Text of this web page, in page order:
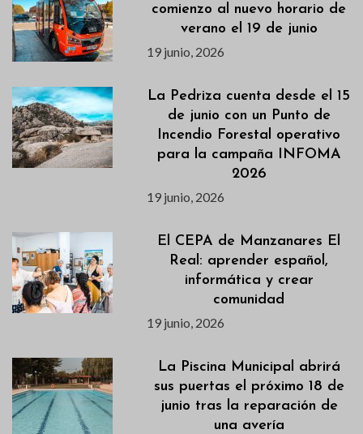
comienzo al nuevo horario de
verano el 19 de junio
19 junio, 2026
La Pedriza cuenta desde el 15
de junio con un Punto de
Incendio Forestal operativo
para la campaña INFOMA
2026
19 junio, 2026
El CEPA de Manzanares El
Real: aprender español,
informática y crear
comunidad
19 junio, 2026
La Piscina Municipal abrirá
sus puertas el próximo 18 de
junio tras la reparación de
una avería